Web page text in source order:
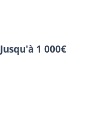
Jusqu'à 1 000€